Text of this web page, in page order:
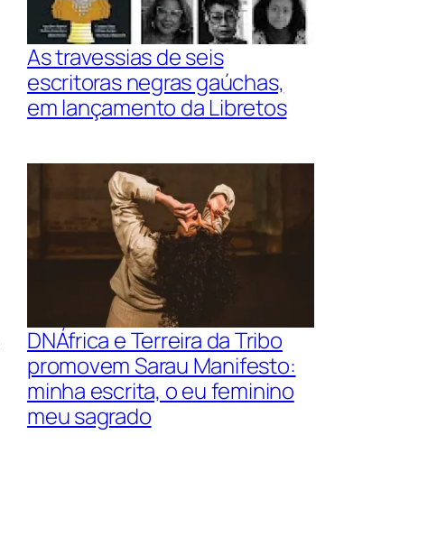
As travessias de seis
escritoras negras gaúchas,
em lançamento da Libretos
DNÁfrica e Terreira da Tribo
promovem Sarau Manifesto:
minha escrita, o eu feminino
meu sagrado